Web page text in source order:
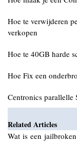
Hoe te verwijderen
verkopen
Hoe te 40GB harde
Hoe Fix een
Centronics parallelle
Related Articles
Wat is een